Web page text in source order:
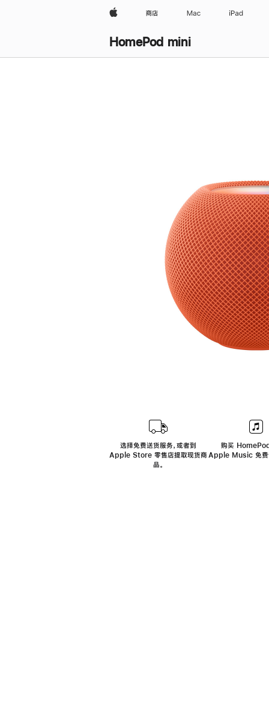
Apple 商店 Mac iPad
HomePod mini
选择免费送货服务，或者到
Apple Store 零售店提取现货商
品。
购买
Apple Music 免费